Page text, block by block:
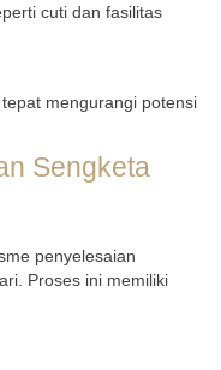
cuti dan fasilitas
mengurangi potensi
Sengketa
penyelesaian
Proses ini memiliki